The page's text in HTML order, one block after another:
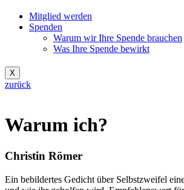
Mitglied werden
Spenden
Warum wir Ihre Spende brauchen
Was Ihre Spende bewirkt
X
zurück
Warum ich?
Christin Römer
Ein bebildertes Gedicht über Selbstzweifel